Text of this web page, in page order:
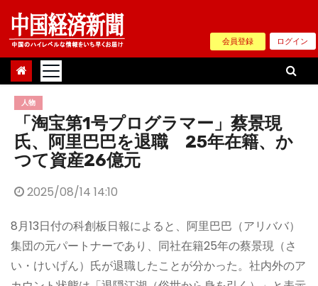
Skip
content
会員登録 ログイン
人物
「淘宝第1号プログラマー」蔡景現
氏、阿里巴巴を退職 25年在籍、か
つて資産26億元
2025/08/14 14:10
8月13日付の科創板日報によると、阿里巴巴（アリババ）
集団の元パートナーであり、同社在籍25年の蔡景現（さ
い・けいげん）氏が退職したことが分かった。社内外のア